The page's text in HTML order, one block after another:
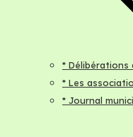
* Délibérations
* Les
* Journal